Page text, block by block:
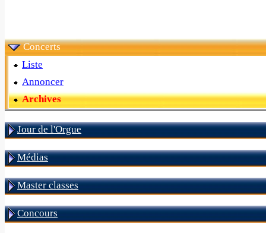
Concerts
Liste
Annoncer
Archives
Jour de l'Orgue
Médias
Master classes
Concours